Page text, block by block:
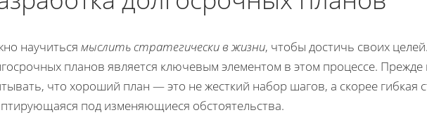
научиться мыслить стратегически в жизни, чтобы достичь своих
планов является ключевым элементом в этом процессе. Прежде
что хороший план — это не жесткий набор шагов, а скорее гибкая
под изменяющиеся обстоятельства.